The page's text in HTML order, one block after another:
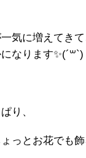
気に増えてき
なります✨(´꒳`)
り、
ょっとお花でも